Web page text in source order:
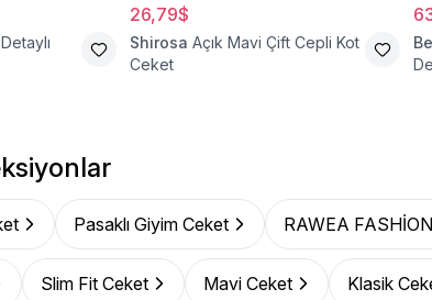
26,79$
Shirosa Açık Mavi Çift Cepli Kot
Ceket
Pasaklı Giyim Ceket RAWEA
Slim Fit Ceket Mavi Ceket Klasik